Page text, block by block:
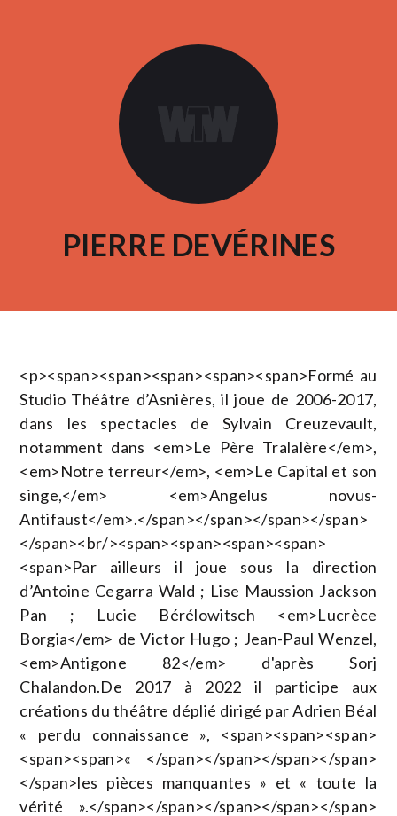
PIERRE DEVÉRINES
<p><span><span><span><span><span>Formé au
Studio Théâtre d’Asnières, il joue de 2006-2017,
dans les spectacles de Sylvain Creuzevault,
notamment dans <em>Le Père Tralalère</em>,
<em>Notre terreur</em>, <em>Le Capital et son
singe,</em> <em>Angelus novus-
Antifaust</em>.</span></span></span></span>
</span><br/><span><span><span><span>
<span>Par ailleurs il joue sous la direction
d’Antoine Cegarra Wald ; Lise Maussion Jackson
Pan ; Lucie Bérélowitsch <em>Lucrèce
Borgia</em> de Victor Hugo ; Jean-Paul Wenzel,
<em>Antigone 82</em> d'après Sorj
Chalandon.De 2017 à 2022 il participe aux
créations du théâtre déplié dirigé par Adrien Béal
« perdu connaissance », <span><span><span>
<span><span>« </span></span></span></span>
</span>les pièces manquantes » et « toute la
vérité ».</span></span></span></span></span>